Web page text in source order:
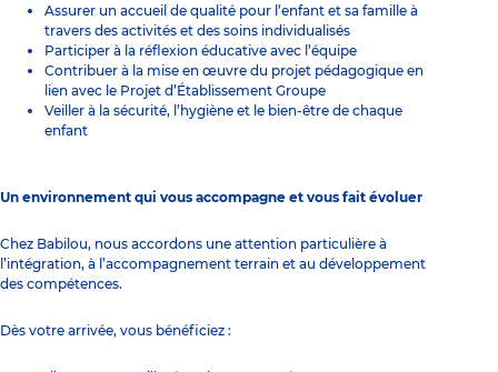
Assurer un accueil de qualité pour l’enfant et sa famille à
travers des activités et des soins individualisés
Participer à la réflexion éducative avec l’équipe
Contribuer à la mise en œuvre du projet pédagogique en
lien avec le Projet d’Établissement Groupe
Veiller à la sécurité, l’hygiène et le bien-être de chaque
enfant
Un environnement qui vous accompagne et vous fait évoluer
Chez Babilou, nous accordons une attention particulière à
l’intégration, à l’accompagnement terrain et au développement
des compétences.
Dès votre arrivée, vous bénéficiez :